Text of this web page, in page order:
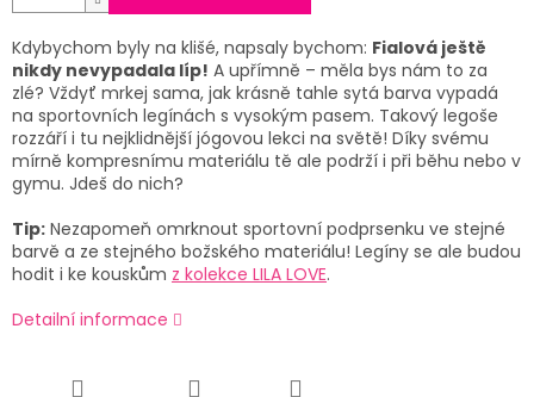
Kdybychom byly na klišé, napsaly bychom: Fialová ještě
nikdy nevypadala líp! A upřímně – měla bys nám to za
zlé? Vždyť mrkej sama, jak krásně tahle sytá barva vypadá
na sportovních legínách s vysokým pasem. Takový legoše
rozzáří i tu nejklidnější jógovou lekci na světě! Díky svému
mírně kompresnímu materiálu tě ale podrží i při běhu nebo v
gymu. Jdeš do nich?
Tip: Nezapomeň omrknout sportovní podprsenku ve stejné
barvě a ze stejného božského materiálu! Legíny se ale budou
hodit i ke kouskům z kolekce LILA LOVE.
Detailní informace